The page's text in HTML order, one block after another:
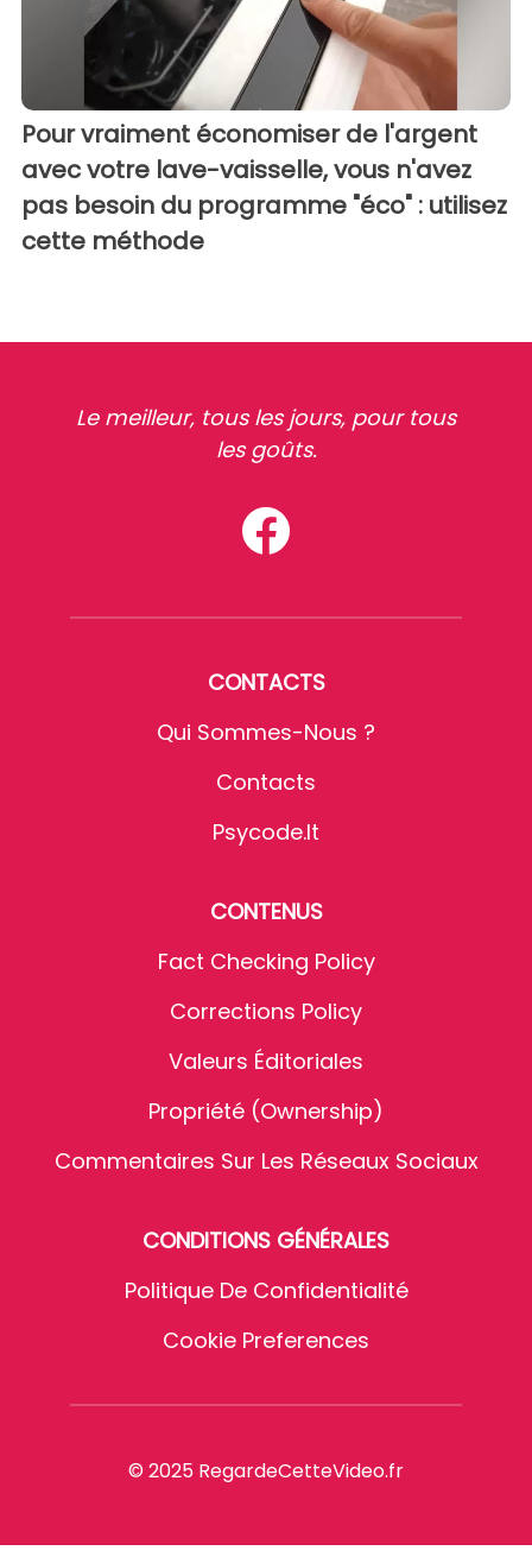
Pour vraiment économiser de l'argent
avec votre lave-vaisselle, vous n'avez
pas besoin du programme "éco" : utilisez
cette méthode
Le meilleur, tous les jours, pour tous
les goûts.
CONTACTS
Qui Sommes-Nous ?
Contacts
Psycode.it
CONTENUS
Fact Checking Policy
Corrections Policy
Valeurs Éditoriales
Propriété (Ownership)
Commentaires Sur Les Réseaux Sociaux
CONDITIONS GÉNÉRALES
Politique De Confidentialité
Cookie Preferences
© 2025 RegardeCetteVideo.fr